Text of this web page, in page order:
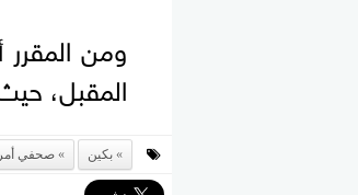
ومن
المقبل، حيث
بكين صحفي